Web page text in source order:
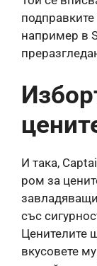
например в
И така,
ром за
със
Ценителите
вкусовете